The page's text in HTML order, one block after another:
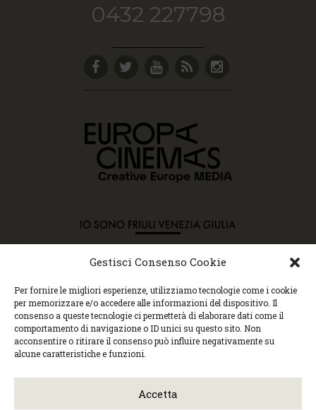
Gestisci Consenso Cookie
Per fornire le migliori esperienze, utilizziamo tecnologie come i cookie
per memorizzare e/o accedere alle informazioni del dispositivo. Il
consenso a queste tecnologie ci permetterà di elaborare dati come il
comportamento di navigazione o ID unici su questo sito. Non
acconsentire o ritirare il consenso può influire negativamente su
alcune caratteristiche e funzioni.
Accetta
0432 227798
Copyright © 2015 Cec, Tutti i diritti riservati. Nessun
contenuto può essere copiato o manipolato. Accedendo al
sito approvi la Policy sulla privacy e la Policy sui
contenuti.
Centro espressioni cinematografiche, via Villalta, 24 |
33100 Udine | tel. 0432 299545 | P.Iva 01295290306 |
cec@cecudine.org
504240